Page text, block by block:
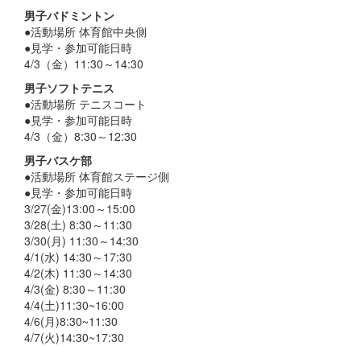
男子バドミントン
●活動場所 体育館中央側
●見学・参加可能日時
4/3（金）11:30～14:30
男子ソフトテニス
●活動場所 テニスコート
●見学・参加可能日時
4/3（金）8:30～12:30
男子バスケ部
●活動場所 体育館ステージ側
●見学・参加可能日時
3/27(金)13:00～15:00
3/28(土) 8:30～11:30
3/30(月) 11:30～14:30
4/1(水) 14:30～17:30
4/2(木) 11:30～14:30
4/3(金) 8:30～11:30
4/4(土)11:30~16:00
4/6(月)8:30~11:30
4/7(火)14:30~17:30